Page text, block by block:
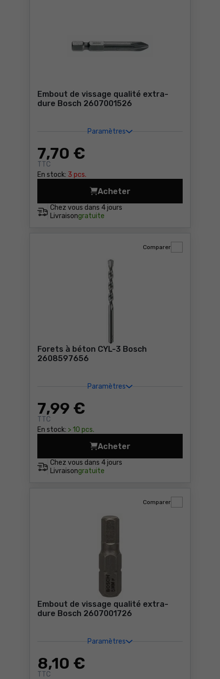
Embout de vissage qualité extra-
dure Bosch 2607001526
Paramètres
7,70 €
TTC
En stock: 3 pcs.
Chez vous dans 4 jours
Livraisongratuite
Acheter
Embout de vissage qualité
Forets à béton CYL-3 Bosch
2608597656
Paramètres
7,99 €
TTC
En stock: > 10 pcs.
Comparer
Chez vous dans 4 jours
Livraisongratuite
Acheter
Forets à béton CYL-3
Embout de vissage qualité extra-
dure Bosch 2607001726
Paramètres
8,10 €
TTC
Comparer